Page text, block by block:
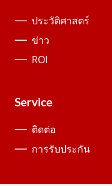
ประวัติศาสตร์
ข่าว
ROI
Service
ติดต่อ
การรับประกัน